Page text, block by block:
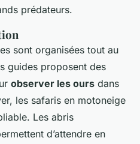
prédateurs.
sont organisées tout au
guides proposent des
observer les ours dans
les safaris en motoneige
Les abris
d’attendre en